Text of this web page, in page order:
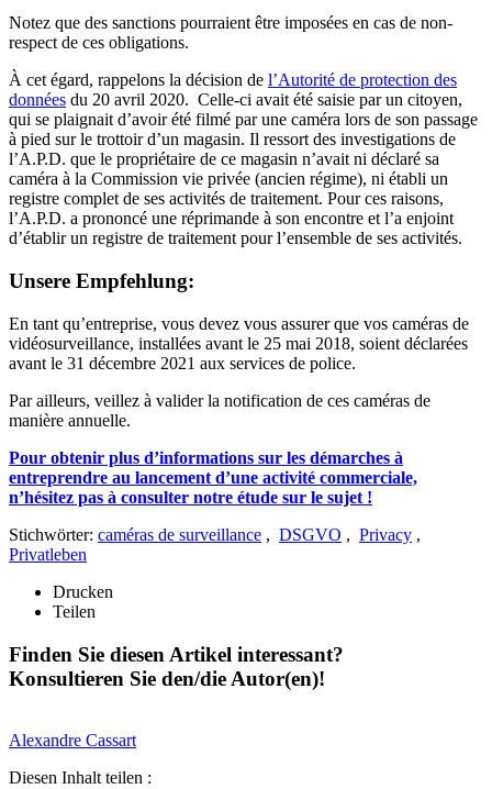
Notez que des sanctions pourraient être imposées en cas de non-
respect de ces obligations.
À cet égard, rappelons la décision de l’Autorité de protection des
données du 20 avril 2020. Celle-ci avait été saisie par un citoyen,
qui se plaignait d’avoir été filmé par une caméra lors de son passage
à pied sur le trottoir d’un magasin. Il ressort des investigations de
l’A.P.D. que le propriétaire de ce magasin n’avait ni déclaré sa
caméra à la Commission vie privée (ancien régime), ni établi un
registre complet de ses activités de traitement. Pour ces raisons,
l’A.P.D. a prononcé une réprimande à son encontre et l’a enjoint
d’établir un registre de traitement pour l’ensemble de ses activités.
Unsere Empfehlung:
En tant qu’entreprise, vous devez vous assurer que vos caméras de
vidéosurveillance, installées avant le 25 mai 2018, soient déclarées
avant le 31 décembre 2021 aux services de police.
Par ailleurs, veillez à valider la notification de ces caméras de
manière annuelle.
Pour obtenir plus d’informations sur les démarches à
entreprendre au lancement d’une activité commerciale,
n’hésitez pas à consulter notre étude sur le sujet !
Stichwörter: caméras de surveillance , DSGVO , Privacy ,
Privatleben
Drucken
Teilen
Finden Sie diesen Artikel interessant?
Konsultieren Sie den/die Autor(en)!
Alexandre Cassart
Diesen Inhalt teilen :